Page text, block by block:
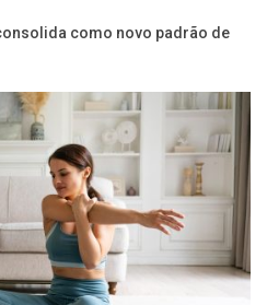
como novo padrão de